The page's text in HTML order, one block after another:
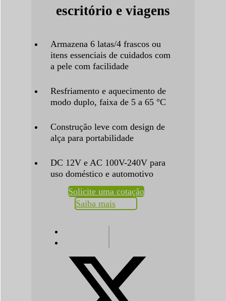
escritório e viagens
Armazena 6 latas/4 frascos ou
itens essenciais de cuidados com
a pele com facilidade
Resfriamento e aquecimento de
modo duplo, faixa de 5 a 65 °C
Construção leve com design de
alça para portabilidade
DC 12V e AC 100V-240V para
uso doméstico e automotivo
Solicite uma cotação
Saiba mais